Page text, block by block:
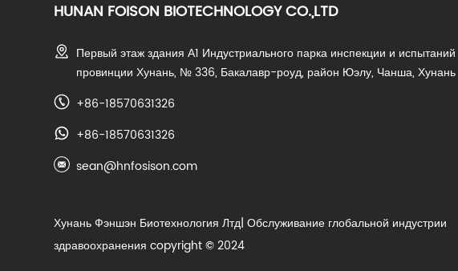
HUNAN FOISON BIOTECHNOLOGY CO.,LTD
Первый этаж здания А1 Индустриального парка инспекции и испытаний
провинции Хунань, № 336, Бакалавр-роуд, район Юэлу, Чанша, Хунань
+86-18570631326
+86-18570631326
sean@hnfosison.com
Хунань Фэншэн Биотехнология Лтд | Обслуживание глобальной индустрии
здравоохранения copyright © 2024